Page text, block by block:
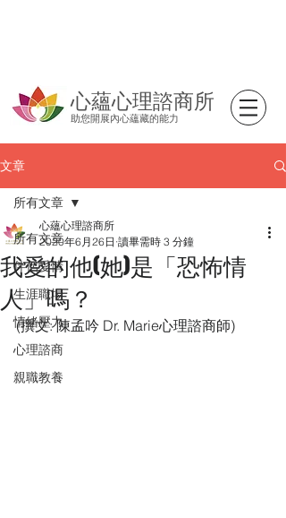
心蘊心理諮商所
助您開展內心蘊藏的能力
文章
所有文章
伴侶愛情
生涯職場
情緒壓力
心理諮商
親職教養
所有文章
我愛的他(她)是「恐怖情
人」嗎？
心蘊心理諮商所
2020年6月26日 讀畢需時 3 分鐘
(撰文: 陳孟吟 Dr. Marie心理諮商師)